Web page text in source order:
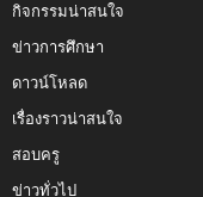
กิจกรรมน่าสนใจ
ข่าวการศึกษา
ดาวน์โหลด
เรื่องราวน่าสนใจ
สอบครู
ข่าวทั่วไป